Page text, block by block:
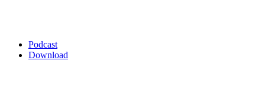
Podcast
Download